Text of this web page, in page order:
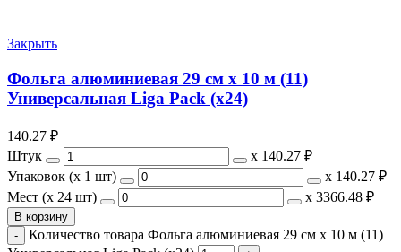
Закрыть
Фольга алюминиевая 29 см х 10 м (11)
Универсальная Liga Pack (х24)
140.27 ₽
Штук
х 140.27 ₽
Упаковок (x 1 шт)
х 140.27 ₽
Мест (x 24 шт)
х 3366.48 ₽
В корзину
Количество товара Фольга алюминиевая 29 см х 10 м (11)